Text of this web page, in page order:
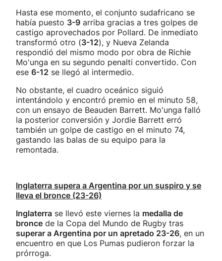
Hasta ese momento, el conjunto sudafricano se
había puesto 3-9 arriba gracias a tres golpes de
castigo aprovechados por Pollard. De inmediato
transformó otro (3-12), y Nueva Zelanda
respondió del mismo modo por obra de Richie
Mo'unga en su segundo penalti convertido. Con
ese 6-12 se llegó al intermedio.
No obstante, el cuadro oceánico siguió
intentándolo y encontró premio en el minuto 58,
con un ensayo de Beauden Barrett. Mo'unga falló
la posterior conversión y Jordie Barrett erró
también un golpe de castigo en el minuto 74,
gastando las balas de su equipo para la
remontada.
Inglaterra supera a Argentina por un suspiro y se
lleva el bronce (23-26)
Inglaterra se llevó este viernes la medalla de
bronce de la Copa del Mundo de Rugby tras
superar a Argentina por un apretado 23-26, en un
encuentro en que Los Pumas pudieron forzar la
prórroga.